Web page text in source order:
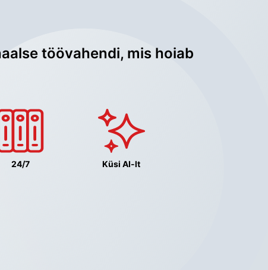
töövahendi, mis hoiab
24/7 Küsi AI-lt